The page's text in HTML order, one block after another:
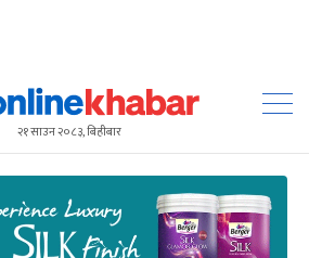
२१ साउन २०८३, बिहीबार